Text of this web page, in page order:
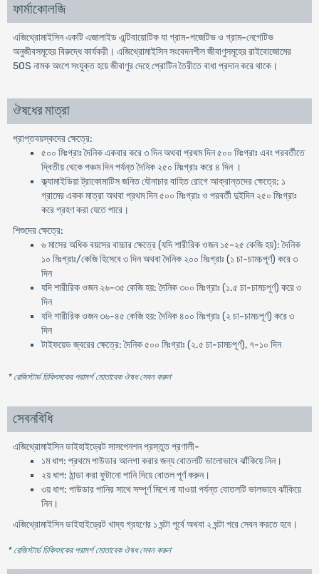
ফার্মাকোলজি
এজিথ্রোমাইসিন একটি এজালাইড এন্টিবায়োটিক যা গ্রাম-পজেটিভ ও গ্রাম-নেগেটিভ
অনুজীবসমূহের বিরুদ্ধে কার্যকরী। এজিথ্রোমাইসিন সংবেদনশীল জীবাণুসমূহের রাইবোজোমের
50S নামক অংশে সংযুক্ত হয়ে জীবাণুর দেহে প্রোটিন তৈরীতে বাধা প্রদান করে থাকে।
ঔষধের মাত্রা
প্রাপ্তবয়স্কদের ক্ষেত্রে:
৫০০ মিঃগ্রাঃ দৈনিক একবার করে ৩ দিন অথবা প্রথম দিন ৫০০ মিঃগ্রাঃ এবং পরবর্তীতে
দ্বিতীয় থেকে পঞ্চম দিন পর্যন্ত দৈনিক ২৫০ মিঃগ্রাঃ করে ৪ দিন ।
ক্ল্যামাইডিয়া ট্রাকোমাটিস জনিত যৌনাচার বাহিত রোগে আক্রান্তদের ক্ষেত্রে: ১
গ্রামের একক মাত্রা অথবা প্রথম দিন ৫০০ মিঃগ্রাঃ ও পরবর্তী দুইদিন ২৫০ মিঃগ্রাঃ
করে গ্রহণ করা যেতে পারে।
শিশুদের ক্ষেত্রে:
৬ মাসের অধিক বয়সের বাচ্চার ক্ষেত্রে (যদি শারীরিক ওজন ১৫-২৫ কেজি হয়): দৈনিক
১০ মিঃগ্রাঃ/কেজি হিসেবে ৩ দিন অথবা দৈনিক ২০০ মিঃগ্রাঃ (১ চা-চামচপূর্ণ) করে ৩
দিন
যদি শারীরিক ওজন ২৬-৩৫ কেজি হয়: দৈনিক ৩০০ মিঃগ্রাঃ (১.৫ চা-চামচপূর্ণ) করে ৩
দিন
যদি শারীরিক ওজন ৩৬-৪৫ কেজি হয়: দৈনিক ৪০০ মিঃগ্রাঃ (২ চা-চামচপূর্ণ) করে ৩
দিন
টাইফয়েড জ্বরের ক্ষেত্রে: দৈনিক ৫০০ মিঃগ্রাঃ (২.৫ চা-চামচপূর্ণ), ৭-১০ দিন
* রেজিস্টার্ড চিকিৎসকের পরামর্শ মোতাবেক ঔষধ সেবন করুন'
সেবনবিধি
এজিথ্রোমাইসিন ডাইহাইড্রেট সাসপেনশন প্রস্তুত প্রণালী-
১ম ধাপ: প্রথমে পাউডার আলগা করার জন্য বোতলটি ভালোভাবে ঝাঁকিয়ে নিন।
২য় ধাপ: ঠান্ডা করা ফুটানো পানি দিয়ে বোতল পূর্ণ করুন।
৩য় ধাপ: পাউডার পানির সাথে সম্পূর্ণ মিশে না যাওয়া পর্যন্ত বোতলটি ভালভাবে ঝাঁকিয়ে
নিন।
এজিথ্রোমাইসিন ডাইহাইড্রেট খাদ্য গ্রহণের ১ ঘন্টা পূর্বে অথবা ২ ঘন্টা পরে সেবন করতে হবে।
* রেজিস্টার্ড চিকিৎসকের পরামর্শ মোতাবেক ঔষধ সেবন করুন'